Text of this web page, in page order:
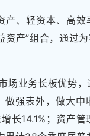
产、轻资本、高
产”组合，通过
场业务长板优势
强表外，做大
长14.1%；资产